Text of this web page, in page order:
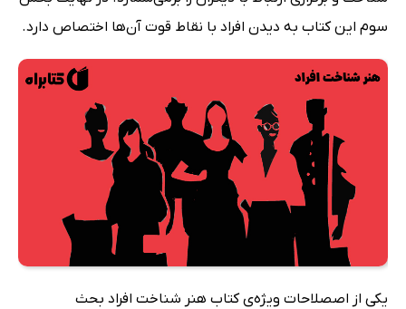
سوم این کتاب به دیدن افراد با نقاط قوت آن‌ها اختصاص دارد.
یکی از اصصلاحات ویژه‌ی کتاب هنر شناخت افراد بحث